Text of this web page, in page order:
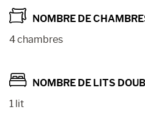
NOMBRE DE
4 chambres
NOMBRE DE LITS
1 lit